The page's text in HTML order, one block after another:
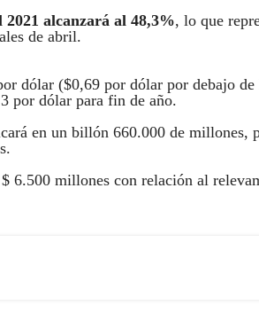
alcanzará al 48,3%, lo que
de abril.
dólar ($0,69 por dólar por debajo
por dólar para fin de año.
en un billón 660.000 de millones,
6.500 millones con relación al